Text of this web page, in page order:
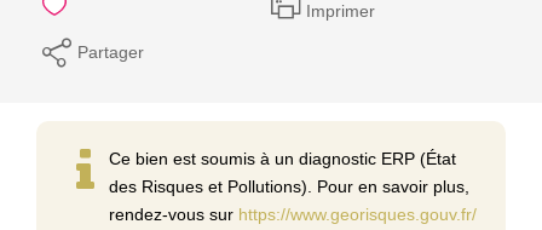
Imprimer
Partager
Ce bien est soumis à un diagnostic ERP (État
des Risques et Pollutions). Pour en savoir plus,
rendez-vous sur https://www.georisques.gouv.fr/